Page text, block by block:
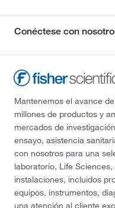
Conéctese con
Mantenemos el avance
millones de productos y
mercados de
ensayo, asistencia
con nosotros para una
laboratorio, Life
instalaciones, incluidos
equipos, instrumentos,
una atención al cliente